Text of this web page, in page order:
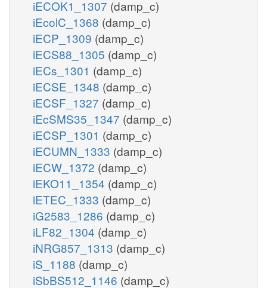
iECOK1_1307 (damp_c)
iEcolC_1368 (damp_c)
iECP_1309 (damp_c)
iECS88_1305 (damp_c)
iECs_1301 (damp_c)
iECSE_1348 (damp_c)
iECSF_1327 (damp_c)
iEcSMS35_1347 (damp_c)
iECSP_1301 (damp_c)
iECUMN_1333 (damp_c)
iECW_1372 (damp_c)
iEKO11_1354 (damp_c)
iETEC_1333 (damp_c)
iG2583_1286 (damp_c)
iLF82_1304 (damp_c)
iNRG857_1313 (damp_c)
iS_1188 (damp_c)
iSbBS512_1146 (damp_c)